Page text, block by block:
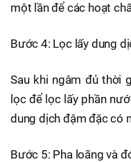
một lần để các hoạt
Bước 4: Lọc lấy dung
Sau khi ngâm đủ thời
lọc để lọc lấy phần
dung dịch đậm đặc có
Bước 5: Pha loãng và